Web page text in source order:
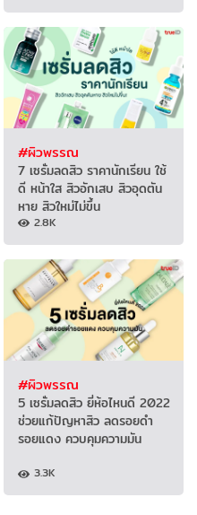
#ผิวพรรณ
7 เซรั่มลดสิว ราคานักเรียน ใช้
ดี หน้าใส สิวอักเสบ สิวอุดตัน
หาย สิวใหม่ไม่ขึ้น
2.8K
#ผิวพรรณ
5 เซรั่มลดสิว ยี่ห้อไหนดี 2022
ช่วยแก้ปัญหาสิว ลดรอยดำ
รอยแดง ควบคุมความมัน
3.3K